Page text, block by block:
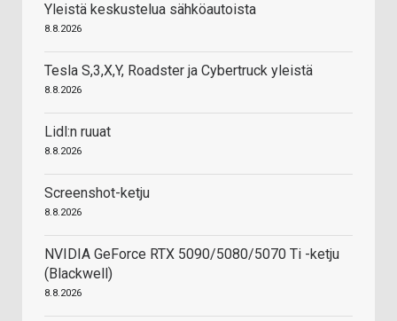
Yleistä keskustelua sähköautoista
8.8.2026
Tesla S,3,X,Y, Roadster ja Cybertruck yleistä
8.8.2026
Lidl:n ruuat
8.8.2026
Screenshot-ketju
8.8.2026
NVIDIA GeForce RTX 5090/5080/5070 Ti -ketju
(Blackwell)
8.8.2026